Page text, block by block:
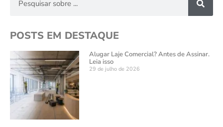
POSTS EM DESTAQUE
Alugar Laje Comercial? Antes de Assinar.
Leia isso
29 de julho de 2026